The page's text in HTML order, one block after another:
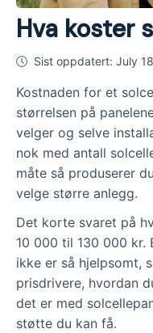
Hva koster
Sist oppdatert: July
Kostnaden for et
størrelsen på
velger og selve
nok med antall
måte så produserer
velge større anlegg.
Det korte svaret på
10 000 til 130 000 kr.
ikke er så hjelpsomt,
prisdrivere, hvordan
det er med
støtte du kan få.